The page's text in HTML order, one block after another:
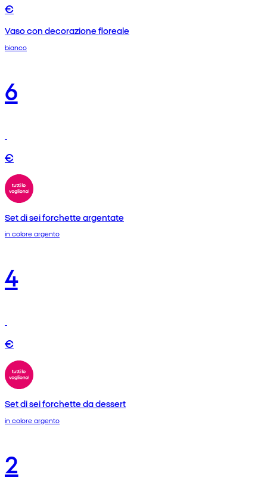
€
Vaso con decorazione floreale
bianco
6
€
Set di sei forchette argentate
in colore argento
4
€
Set di sei forchette da dessert
in colore argento
2